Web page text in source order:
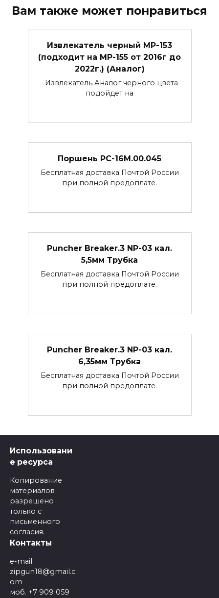
Вам также может понравиться
Извлекатель черный МР-153
(подходит на МР-155 от 2016г до
2022г.) (Аналог)
Извлекатель Аналог черного цвета
подойдет на
Поршень РС-16М.00.045
Бесплатная доставка Почтой России
при полной предоплате.
Puncher Breaker.3 NP-03 кал.
5,5мм Трубка
Бесплатная доставка Почтой России
при полной предоплате.
Puncher Breaker.3 NP-03 кал.
6,35мм Трубка
Бесплатная доставка Почтой России
при полной предоплате.
Использовани
е ресурса
Копирование
материалов
разрешено
только с
письменного
согласия.
Контакты
e-mail:
zipgun18@gmail.c
om
моб. +7 909 059